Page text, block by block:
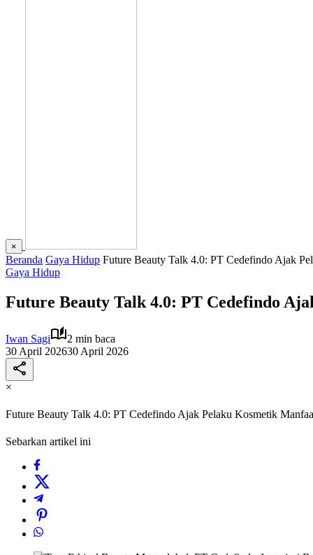
×
Beranda Gaya Hidup Future Beauty Talk 4.0: PT Cedefindo Ajak
Gaya Hidup
Future Beauty Talk 4.0: PT Cedefindo
Iwan Sagi
2 min baca
30 April 202630 April 2026
×
Future Beauty Talk 4.0: PT Cedefindo Ajak Pelaku Kosmetik
Sebarkan artikel ini